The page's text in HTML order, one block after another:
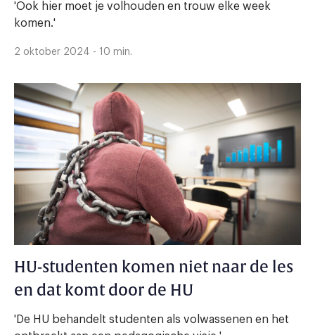
'Ook hier moet je volhouden en trouw elke week
komen.'
2 oktober 2024 - 10 min.
HU-studenten komen niet naar de les
en dat komt door de HU
'De HU behandelt studenten als volwassenen en het